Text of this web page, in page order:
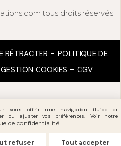
tous droits réservés
RÉTRACTER
POLITIQUE DE
GESTION COOKIES CGV
vous offrir une navigation fluide et
ou ajuster vos préférences. Voir notre
de confidentialité
refuser Tout accepter